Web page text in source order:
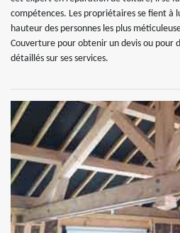
compétences. Les propriétaires se fient à
hauteur des personnes les plus
Couverture pour obtenir un devis ou pour
détaillés sur ses services.